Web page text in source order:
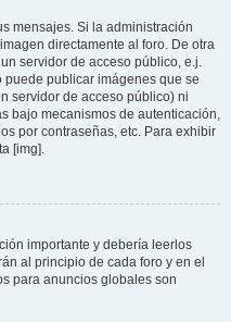
mensajes. Si la administración
directamente al foro. De otra
servidor de acceso público, e.j.
puede publicar imágenes que se
servidor de acceso público) ni
bajo mecanismos de autenticación,
por contraseñas, etc. Para exhibir
[img].
importante y debería leerlos
al principio de cada foro y en el
para anuncios globales son